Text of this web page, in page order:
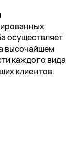
осуществляет
высочайшем
каждого вида
клиентов.